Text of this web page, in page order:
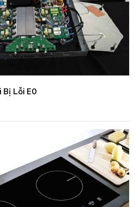
Bị Lỗi E0